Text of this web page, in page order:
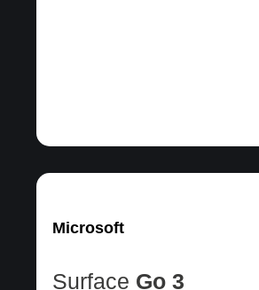
Microsoft
Surface Go 3